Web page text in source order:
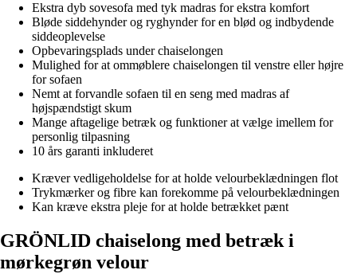
Ekstra dyb sovesofa med tyk madras for ekstra komfort
Bløde siddehynder og ryghynder for en blød og indbydende
siddeoplevelse
Opbevaringsplads under chaiselongen
Mulighed for at ommøblere chaiselongen til venstre eller højre
for sofaen
Nemt at forvandle sofaen til en seng med madras af
højspændstigt skum
Mange aftagelige betræk og funktioner at vælge imellem for
personlig tilpasning
10 års garanti inkluderet
Kræver vedligeholdelse for at holde velourbeklædningen flot
Trykmærker og fibre kan forekomme på velourbeklædningen
Kan kræve ekstra pleje for at holde betrækket pænt
GRÖNLID chaiselong med betræk i
mørkegrøn velour